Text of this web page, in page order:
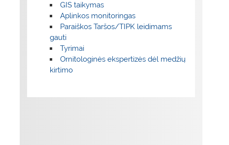
GIS taikymas
Aplinkos monitoringas
Paraiškos Taršos/TIPK leidimams
gauti
Tyrimai
Ornitologinės ekspertizės dėl medžių
kirtimo